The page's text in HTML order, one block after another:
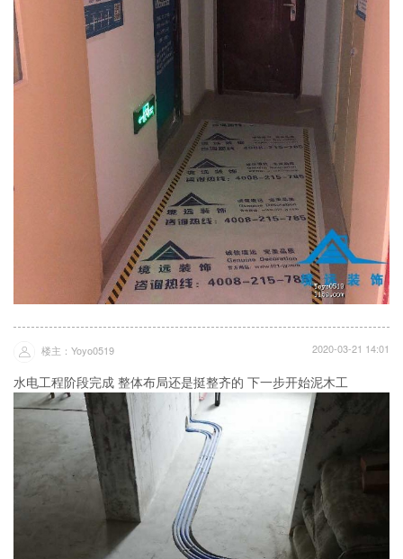
楼主：Yoyo0519 2020-03-21 14:01
水电工程阶段完成 整体布局还是挺整齐的 下一步开始泥木工